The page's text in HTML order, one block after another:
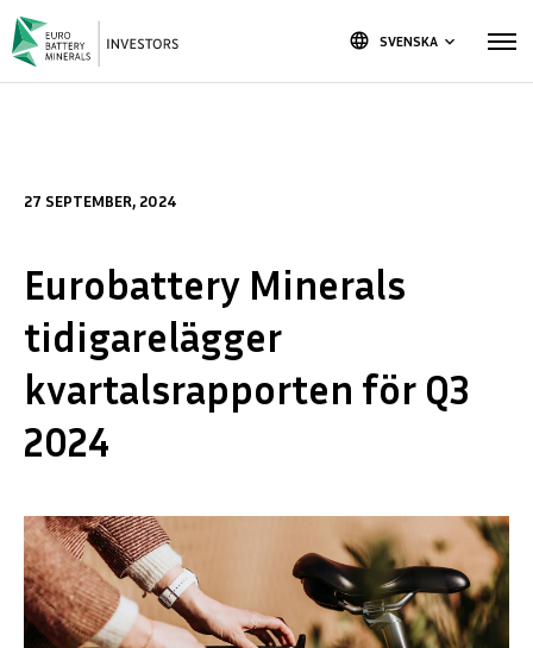
language SVENSKA keyboard_arrow_down
27 SEPTEMBER, 2024
Eurobattery Minerals
tidigarelägger
kvartalsrapporten för Q3
2024